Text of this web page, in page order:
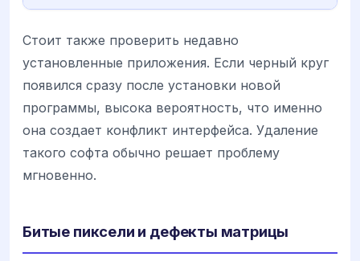
Стоит также проверить недавно
установленные приложения. Если черный круг
появился сразу после установки новой
программы, высока вероятность, что именно
она создает конфликт интерфейса. Удаление
такого софта обычно решает проблему
мгновенно.
Битые пиксели и дефекты матрицы